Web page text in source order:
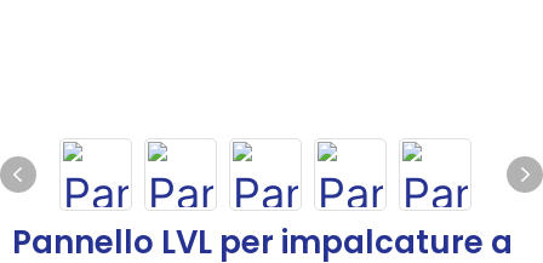
Pannello LVL per impalcature a